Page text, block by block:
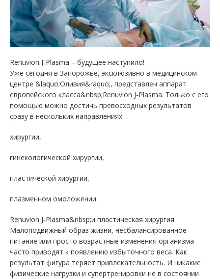
Renuvion J-Plasma – будущее наступило!
Уже сегодня в Запорожье, эксклюзивно в медицинском
центре &laquo;Оливия&raquo;, представлен аппарат
европейского класса&nbsp;Renuvion J-Plasma. Только с его
помощью можно достичь превосходных результатов
сразу в нескольких направлениях:
хирургии,
гинекологической хирургии,
пластической хирургии,
плазменном омоложении.
Renuvion J-Plasma&nbsp;и пластическая хирургия
Малоподвижный образ жизни, несбалансированное
питание или просто возрастные изменения организма
часто приводят к появлению избыточного веса. Как
результат фигура теряет привлекательность. И никакие
физические нагрузки и супертренировки не в состоянии